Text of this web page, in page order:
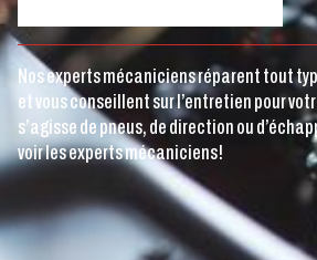
Nos experts mécaniciens réparent tout
et vous conseillent sur l’entretien pour
s’agisse de pneus, de direction ou
voir les experts mécaniciens!